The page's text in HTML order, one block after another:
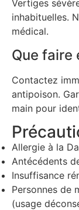
Vertiges
inhabituelles.
médical.
Que faire
Contactez
antipoison.
main pour
Allergie à la
Antécédents
Insuffisance
Personnes de
(usage